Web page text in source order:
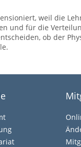
weil die
und für die
ob der